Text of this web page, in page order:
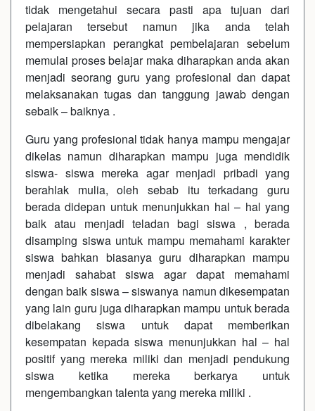
tidak mengetahui secara pasti apa tujuan dari
pelajaran tersebut namun jika anda telah
mempersiapkan perangkat pembelajaran sebelum
memulai proses belajar maka diharapkan anda akan
menjadi seorang guru yang profesional dan dapat
melaksanakan tugas dan tanggung jawab dengan
sebaik – baiknya .
Guru yang profesional tidak hanya mampu mengajar
dikelas namun diharapkan mampu juga mendidik
siswa- siswa mereka agar menjadi pribadi yang
berahlak mulia, oleh sebab itu terkadang guru
berada didepan untuk menunjukkan hal – hal yang
baik atau menjadi teladan bagi siswa , berada
disamping siswa untuk mampu memahami karakter
siswa bahkan biasanya guru diharapkan mampu
menjadi sahabat siswa agar dapat memahami
dengan baik siswa – siswanya namun dikesempatan
yang lain guru juga diharapkan mampu untuk berada
dibelakang siswa untuk dapat memberikan
kesempatan kepada siswa menunjukkan hal – hal
positif yang mereka miliki dan menjadi pendukung
siswa ketika mereka berkarya untuk
mengembangkan talenta yang mereka miliki .